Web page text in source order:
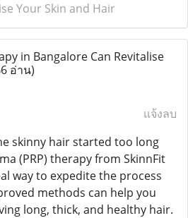
Your Skin and Hair
in Bangalore Can Revitalise
อ่าน)
แจ้งลบ
skinny hair started too long
(PRP) therapy from SkinnFit
way to expedite the process
methods can help you
long, thick, and healthy hair.